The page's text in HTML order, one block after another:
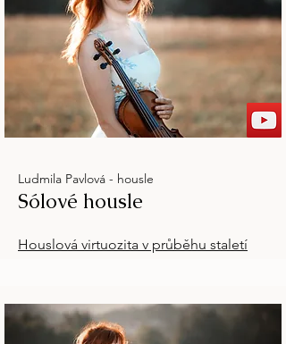
Ludmila Pavlová - housle
Sólové housle
Houslová virtuozita v průběhu staletí